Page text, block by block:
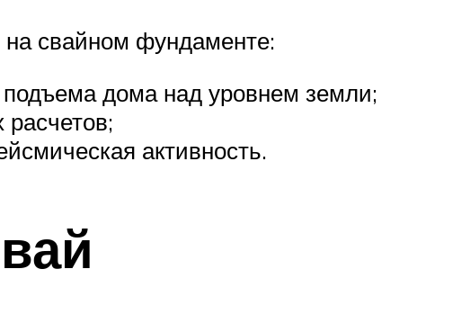
свайном фундаменте:
подъема дома над уровнем земли;
активность.